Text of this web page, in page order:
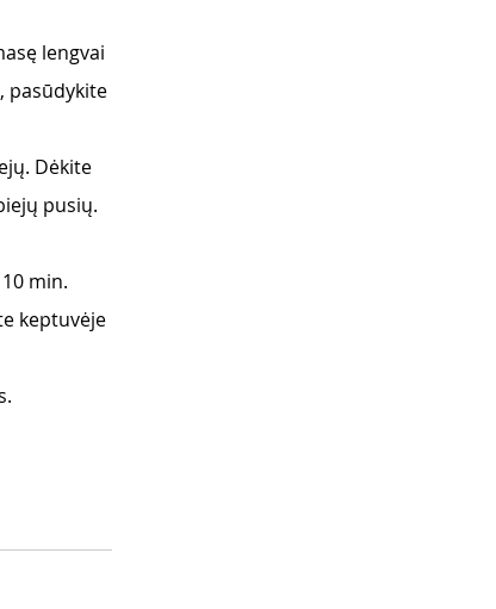
lengvai
pasūdykite
Dėkite
pusių.
min.
keptuvėje